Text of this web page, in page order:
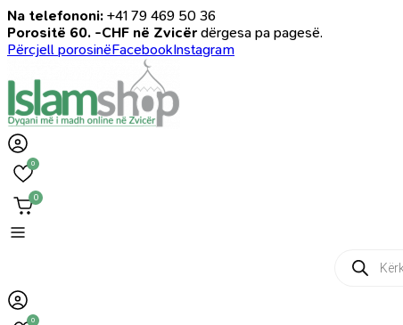
Na telefononi: +41 79 469 50 36
Porositë 60. -CHF në Zvicër dërgesa pa pagesë.
Përcjell porosinëFacebookInstagram
0
0
Products
search
0